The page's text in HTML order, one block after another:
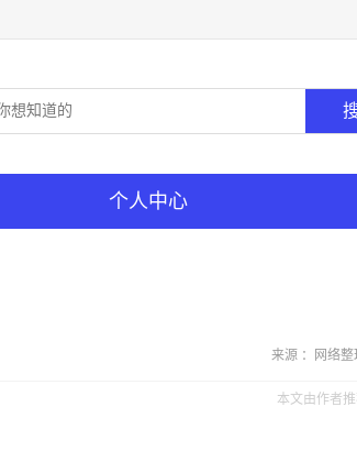
个人中心
来源 ：网络整
本文由作者